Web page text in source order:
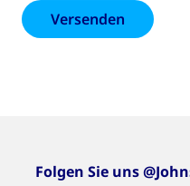
Folgen Sie uns